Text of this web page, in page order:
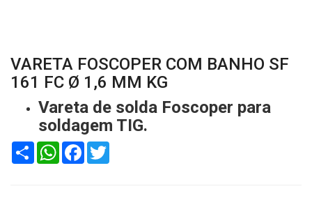
VARETA FOSCOPER COM BANHO SF
161 FC Ø 1,6 MM KG
Vareta de solda Foscoper para
soldagem TIG.
Compartilhar
WhatsAppFacebook
Twitter